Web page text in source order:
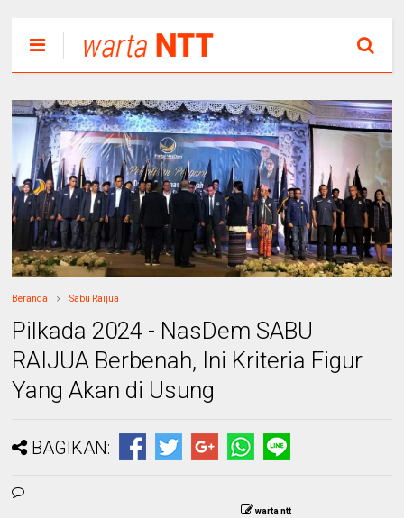
Beranda Sabu Raijua
Pilkada 2024 - NasDem SABU
RAIJUA Berbenah, Ini Kriteria Figur
Yang Akan di Usung
BAGIKAN:
warta ntt